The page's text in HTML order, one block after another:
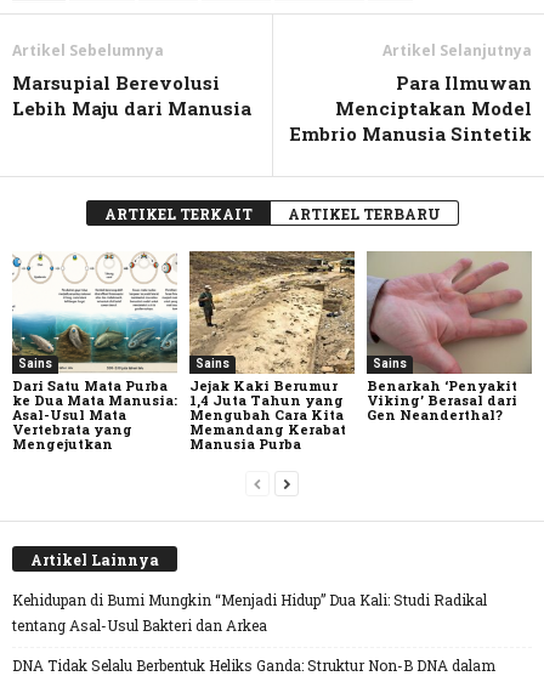
Artikel Sebelumnya
Marsupial Berevolusi
Lebih Maju dari Manusia
Artikel Selanjutnya
Para Ilmuwan
Menciptakan Model
Embrio Manusia Sintetik
ARTIKEL TERKAIT ARTIKEL TERBARU
Sains
Dari Satu Mata Purba
ke Dua Mata Manusia:
Asal-Usul Mata
Vertebrata yang
Mengejutkan
Sains
Jejak Kaki Berumur
1,4 Juta Tahun yang
Mengubah Cara Kita
Memandang Kerabat
Manusia Purba
Sains
Benarkah ‘Penyakit
Viking’ Berasal dari
Gen Neanderthal?
Artikel Lainnya
Kehidupan di Bumi Mungkin “Menjadi Hidup” Dua Kali: Studi Radikal
tentang Asal-Usul Bakteri dan Arkea
DNA Tidak Selalu Berbentuk Heliks Ganda: Struktur Non-B DNA dalam